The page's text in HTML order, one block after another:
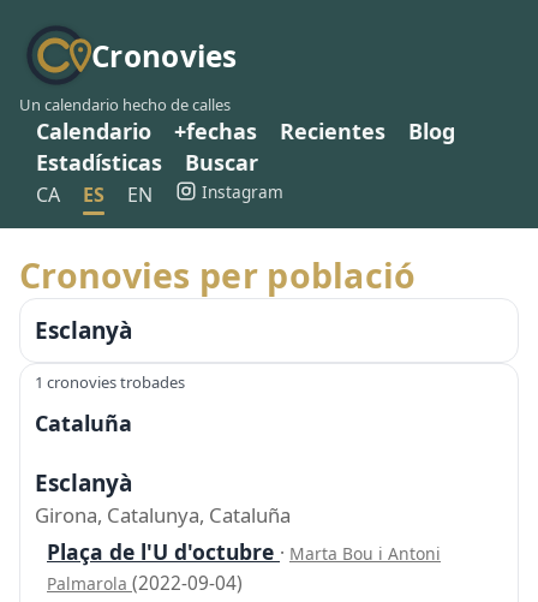
Cronovies
Un calendario hecho de calles
Calendario +fechas Recientes
Blog
Estadísticas
Buscar
CA ES EN Instagram
Cronovies per població
Esclanyà
1 cronovies trobades
Cataluña
Esclanyà
Girona, Catalunya, Cataluña
Plaça de l'U d'octubre · Marta Bou i Antoni
Palmarola (2022-09-04)